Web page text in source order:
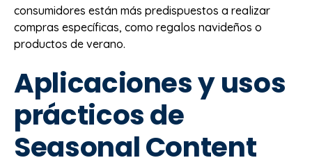
consumidores están más predispuestos a realizar
compras específicas, como regalos navideños o
productos de verano.
Aplicaciones y usos
prácticos de
Seasonal Content